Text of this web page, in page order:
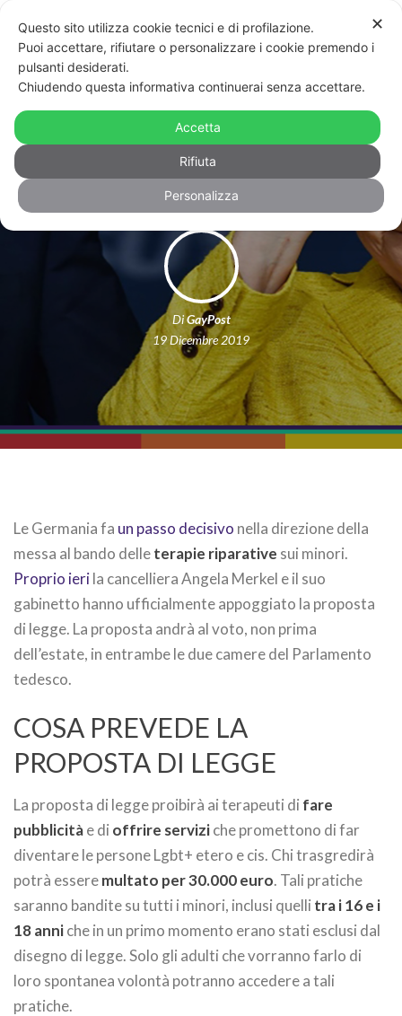
Terapie riparative: in Germania
arriva la legge per vietarle ai minori
DiGayPost
19 Dicembre 2019
Le Germania fa un passo decisivo nella direzione della
messa al bando delleterapie riparative sui minori.
Proprio ierila cancelliera Angela Merkel e il suo
gabinetto hanno ufficialmente appoggiato la proposta
di legge. La proposta andrà al voto, non prima
dell’estate, in entrambe le due camere del Parlamento
tedesco.
COSA PREVEDE LA
PROPOSTA DI LEGGE
La proposta di legge proibirà ai terapeuti di fare
pubblicitàe di offrire serviziche promettono di far
diventare le persone Lgbt+ etero e cis. Chi trasgredirà
potrà esseremultato per 30.000 euro. Tali pratiche
saranno bandite su tutti i minori, inclusi quelli tra i 16 e i
18 anniche in un primo momento erano stati esclusi dal
disegno di legge. Solo gli adulti che vorranno farlo di
loro spontanea volontà potranno accedere a tali
pratiche.
✕
Questo sito utilizza cookie tecnici e di profilazione.
Puoi accettare, rifiutare o personalizzare i cookie premendo i
pulsanti desiderati.
Chiudendo questa informativa continuerai senza accettare.
Accetta
Rifiuta
Personalizza